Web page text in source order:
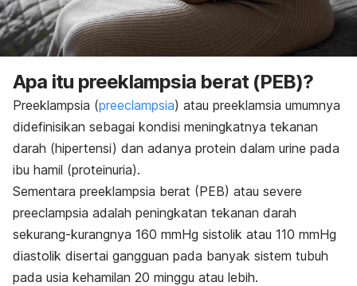
Apa itu preeklampsia berat (PEB)?
Preeklampsia (preeclampsia) atau preeklamsia umumnya
didefinisikan sebagai kondisi meningkatnya tekanan
darah (hipertensi) dan adanya protein dalam urine pada
ibu hamil (proteinuria).
Sementara preeklampsia berat (PEB) atau severe
preeclampsia adalah peningkatan tekanan darah
sekurang-kurangnya 160 mmHg sistolik atau 110 mmHg
diastolik disertai gangguan pada banyak sistem tubuh
pada usia kehamilan 20 minggu atau lebih.